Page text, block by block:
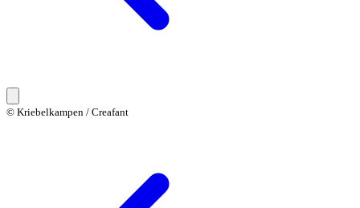
© Kriebelkampen / Creafant